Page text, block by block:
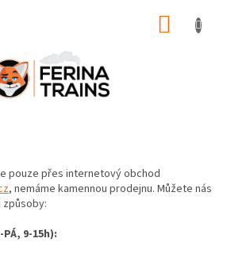
pouze přes internetový obchod
, nemáme kamennou prodejnu. Můžete nás
9-15h):